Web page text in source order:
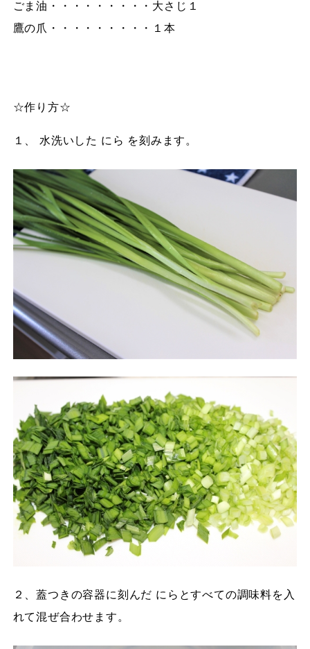
ごま油・・・・・・・・・大さじ１
鷹の爪・・・・・・・・・１本
☆作り方☆
１、 水洗いした にら を刻みます。
２、蓋つきの容器に刻んだ にらとすべての調味料を入
れて混ぜ合わせます。